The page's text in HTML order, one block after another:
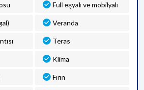
Full eşyalı ve mobilyalı
Veranda
Teras
Klima
Fırın